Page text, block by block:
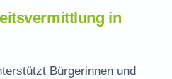
in
Bürgerinnen und